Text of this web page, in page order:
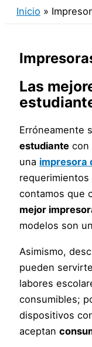
Inicio
Las
Erróneamente
estudiante con
una impresora
contamos que
mejor
modelos son
Asimismo,
pueden
labores
consumibles;
dispositivos
aceptan